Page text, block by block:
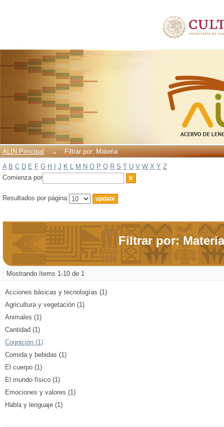
ALIN Principal →
Filtrar por: Materia
A B C D E F G H J K L M N O P Q R S T U V W X Y Z
Comienza por
Resultados por página:
Filtrar por: Materia
Mostrando ítems 1-10 de 1
Acciones básicas y tecnologías (1)
Agricultura y vegetación (1)
Animales (1)
Cantidad (1)
Cognición (1)
Comida y bebidas (1)
El cuerpo (1)
El mundo físico (1)
Emociones y valores (1)
Habla y lenguaje (1)